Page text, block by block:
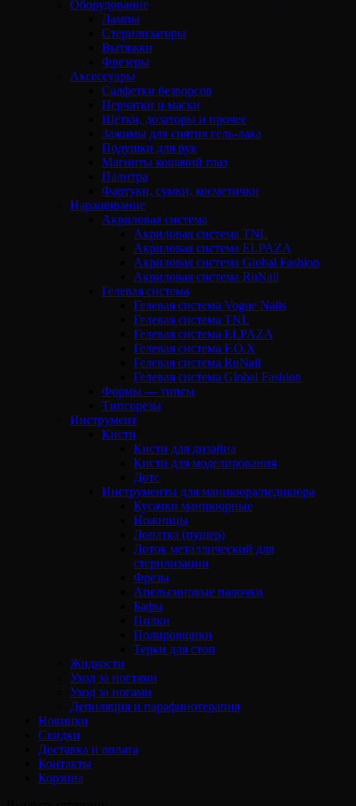
Оборудование
Лампы
Стерилизаторы
Вытяжки
Фрезеры
Аксессуары
Салфетки безворсов
Перчатки и маски
Щетки, дозаторы и прочее
Зажимы для снятия гель-лака
Подушки для рук
Магниты кошачий глаз
Палитра
Фартуки, сумки, косметички
Наращивание
Акриловая система
Акриловая система TNL
Акриловая система ELPAZA
Акриловая система Global Fashion
Акриловая система RuNail
Гелевая система
Гелевая система Vogue Nails
Гелевая система TNL
Гелевая система ELPAZA
Гелевая система F.O.X
Гелевая система RuNail
Гелевая система Global Fashion
Формы — типсы
Типсорезы
Инструмент
Кисти
Кисти для дизайна
Кисти для моделирования
Дотс
Инструменты для маникюра/педикюра
Кусачки маникюрные
Ножницы
Лопатка (пушер)
Лоток металлический для
стерилизации
Фрезы
Апельсиновые палочки
Бафы
Пилки
Полировщики
Терки для стоп
Жидкости
Уход за ногтями
Уход за ногами
Депиляция и парафинотерапия
Новинки
Скидки
Доставка и оплата
Контакты
Корзина